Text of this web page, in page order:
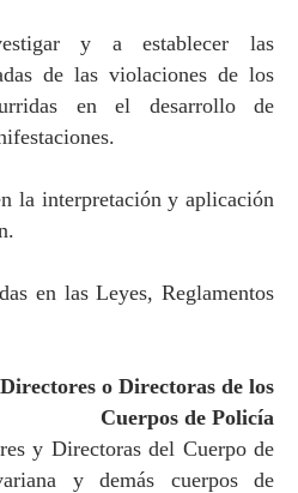
y a establecer las
de las violaciones de los
en el desarrollo de
la interpretación y aplicación
en las Leyes, Reglamentos
o Directoras de los
Cuerpos de Policía
y Directoras del Cuerpo de
y demás cuerpos de